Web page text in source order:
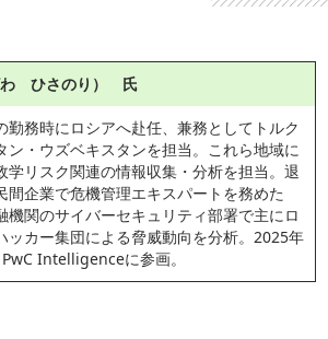
わ ひさのり） 氏
勤務時にロシアへ赴任、兼務としてトルク
ン・ウズベキスタンを担当。これら地域に
学リスク関連の情報収集・分析を担当。退
間企業で危機管理エキスパートを務めた
機関のサイバーセキュリティ部署で主にロ
ッカー集団による脅威動向を分析。2025年
Intelligenceに参画。